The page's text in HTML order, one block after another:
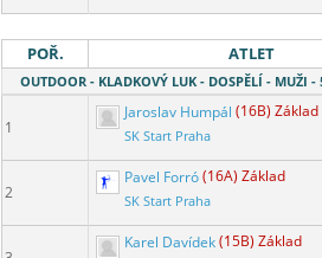
POŘ. ATLET
OUTDOOR - KLADKOVÝ LUK - DOSPĚLÍ - MUŽI -
1
Jaroslav Humpál (16B) Základ
SK Start Praha
2
Pavel Forró(16A) Základ
SK Start Praha
Karel Davídek(15B) Základ